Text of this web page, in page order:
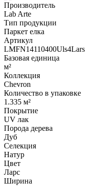
Производитель
Lab Arte
Тип продукции
Паркет елка
Артикул
LMFN14110400Uls4Lars
Базовая единица
м²
Коллекция
Chevron
Количество в упаковке
1.335 м²
Покрытие
UV лак
Порода дерева
Дуб
Селекция
Натур
Цвет
Ларс
Ширина